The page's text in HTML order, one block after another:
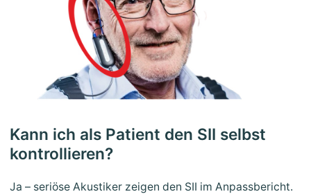
Kann ich als Patient den SII selbst
kontrollieren?
Ja – seriöse Akustiker zeigen den SII im Anpassbericht.